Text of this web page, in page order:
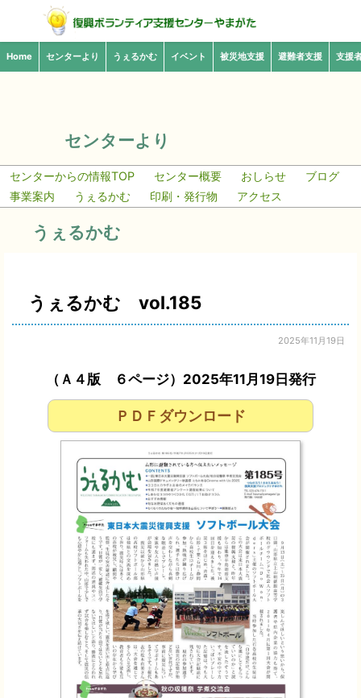
Home センターより うぇるかむ イベント 被災地支援 避難者支援 支援
センターより
センターからの情報TOP センター概要 おしらせ
ブログ
事業案内
うぇるかむ 印刷・発行物 アクセス
うぇるかむ
うぇるかむ vol.185
2025年11月19日
（Ａ４版 ６ページ）2025年11月19日発行
ＰＤＦダウンロード